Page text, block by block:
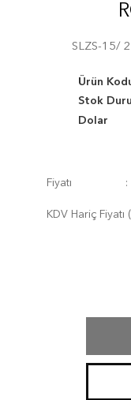
SLZS-15/
Ürün
Stok
Dolar
Fiyatı
KDV Hariç Fiyatı (